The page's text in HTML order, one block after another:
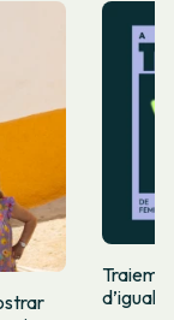
Traiem